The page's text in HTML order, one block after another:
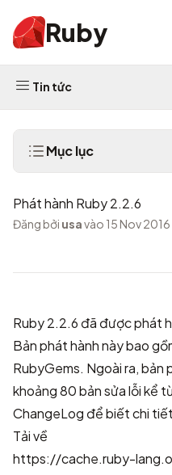
Ruby
Tin tức
Mục lục
Phát hành Ruby 2.2.6
Đăng bởi usavào 15 Nov 2016
Ruby 2.2.6 đã được phát
Bản phát hành này bao
RubyGems. Ngoài ra, bản
khoảng 80 bản sửa lỗi kể
ChangeLog để biết chi
Tải về
https://cache.ruby-